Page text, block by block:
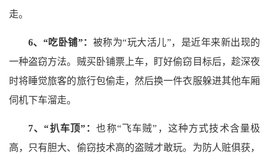
走。
6、“吃卧铺”： 被称为“玩大活儿”，是近年来新出现的
一种盗窃方法。贼买卧铺票上车，盯好偷窃目标后，趁深夜
时将睡觉旅客的旅行包偷走，然后换一件衣服躲进其他车厢
伺机下车溜走。
7、“扒车顶”：也称“飞车贼”，这种方式技术含量极
高，只有胆大、偷窃技术高的盗贼才敢玩。为防人赃俱获，